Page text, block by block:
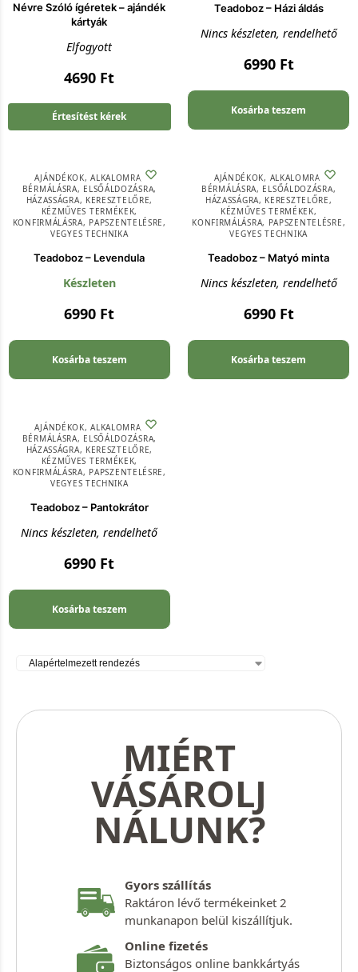
Névre Szóló ígéretek – ajándék
kártyák
Elfogyott
4690 Ft
Értesítést kérek
Teadoboz – Házi áldás
Nincs készleten, rendelhető
6990 Ft
Kosárba teszem
AJÁNDÉKOK,ALKALOMRA
BÉRMÁLÁSRA, ELSŐÁLDOZÁSRA,
HÁZASSÁGRA, KERESZTELŐRE,
KÉZMŰVES TERMÉKEK,
KONFIRMÁLÁSRA, PAPSZENTELÉSRE,
VEGYES TECHNIKA
Teadoboz – Levendula
Készleten
6990 Ft
Kosárba teszem
AJÁNDÉKOK, ALKALOMRA
BÉRMÁLÁSRA, ELSŐÁLDOZÁSRA,
HÁZASSÁGRA, KERESZTELŐRE,
KÉZMŰVES TERMÉKEK,
KONFIRMÁLÁSRA, PAPSZENTELÉSRE,
VEGYES TECHNIKA
Teadoboz – Matyó minta
Nincs készleten, rendelhető
6990 Ft
Kosárba teszem
AJÁNDÉKOK,ALKALOMRA
BÉRMÁLÁSRA, ELSŐÁLDOZÁSRA,
HÁZASSÁGRA, KERESZTELŐRE,
KÉZMŰVES TERMÉKEK,
KONFIRMÁLÁSRA, PAPSZENTELÉSRE,
VEGYES TECHNIKA
Teadoboz – Pantokrátor
Nincs készleten, rendelhető
6990 Ft
Kosárba teszem
MIÉRT
VÁSÁROLJ
NÁLUNK?
Gyors szállítás
Raktáron lévő termékeinket 2
munkanapon belül kiszállítjuk.
Online fizetés
Biztonságos online bankkártyás